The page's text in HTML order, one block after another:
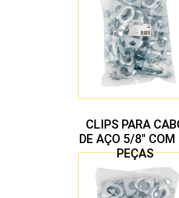
CLIPS PARA
DE AÇO 5/8″ COM
PEÇAS